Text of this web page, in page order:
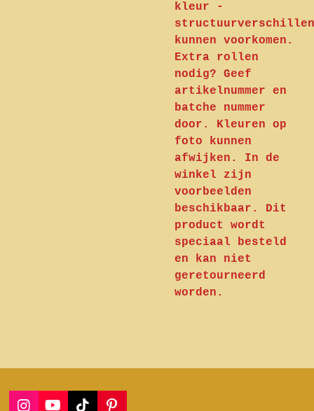
kleur -
structuurverschillen
kunnen voorkomen.
Extra rollen
nodig? Geef
artikelnummer en
batche nummer
door. Kleuren op
foto kunnen
afwijken. In de
winkel zijn
voorbeelden
beschikbaar. Dit
product wordt
speciaal besteld
en kan niet
geretourneerd
worden.